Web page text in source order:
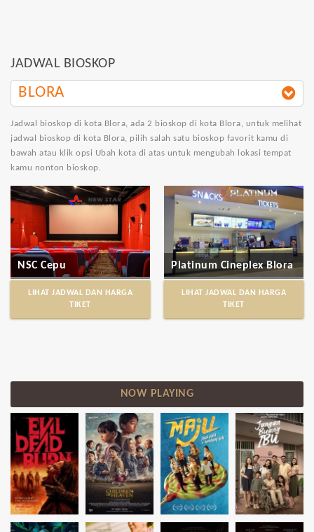
JADWAL BIOSKOP
BLORA
Jadwal bioskop di kota Blora, ada 2 bioskop di kota Blora, untuk melihat
jadwal bioskop di kota Blora, pilih salah satu bioskop favorit kamu di
bawah atau klik opsi Ubah kota di atas untuk mengubah lokasi tempat
kamu nonton bioskop.
NSC Cepu
LIHAT JADWAL DAN HARGA
TIKET
Platinum Cineplex Blora
LIHAT JADWAL DAN HARGA
TIKET
NOW PLAYING